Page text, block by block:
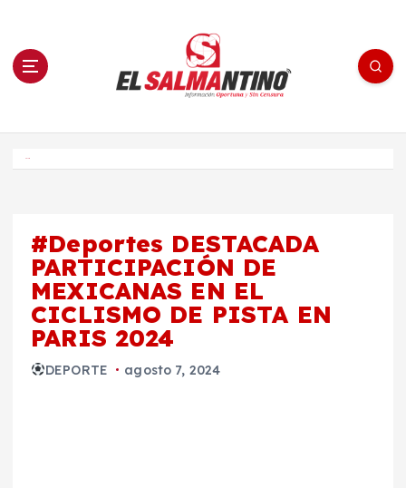
n El Salmantino - medios/noticias/editorial
#Deportes DESTACADA
PARTICIPACIÓN DE
MEXICANAS EN EL
CICLISMO DE PISTA EN
PARIS 2024
DEPORTE agosto 7, 2024